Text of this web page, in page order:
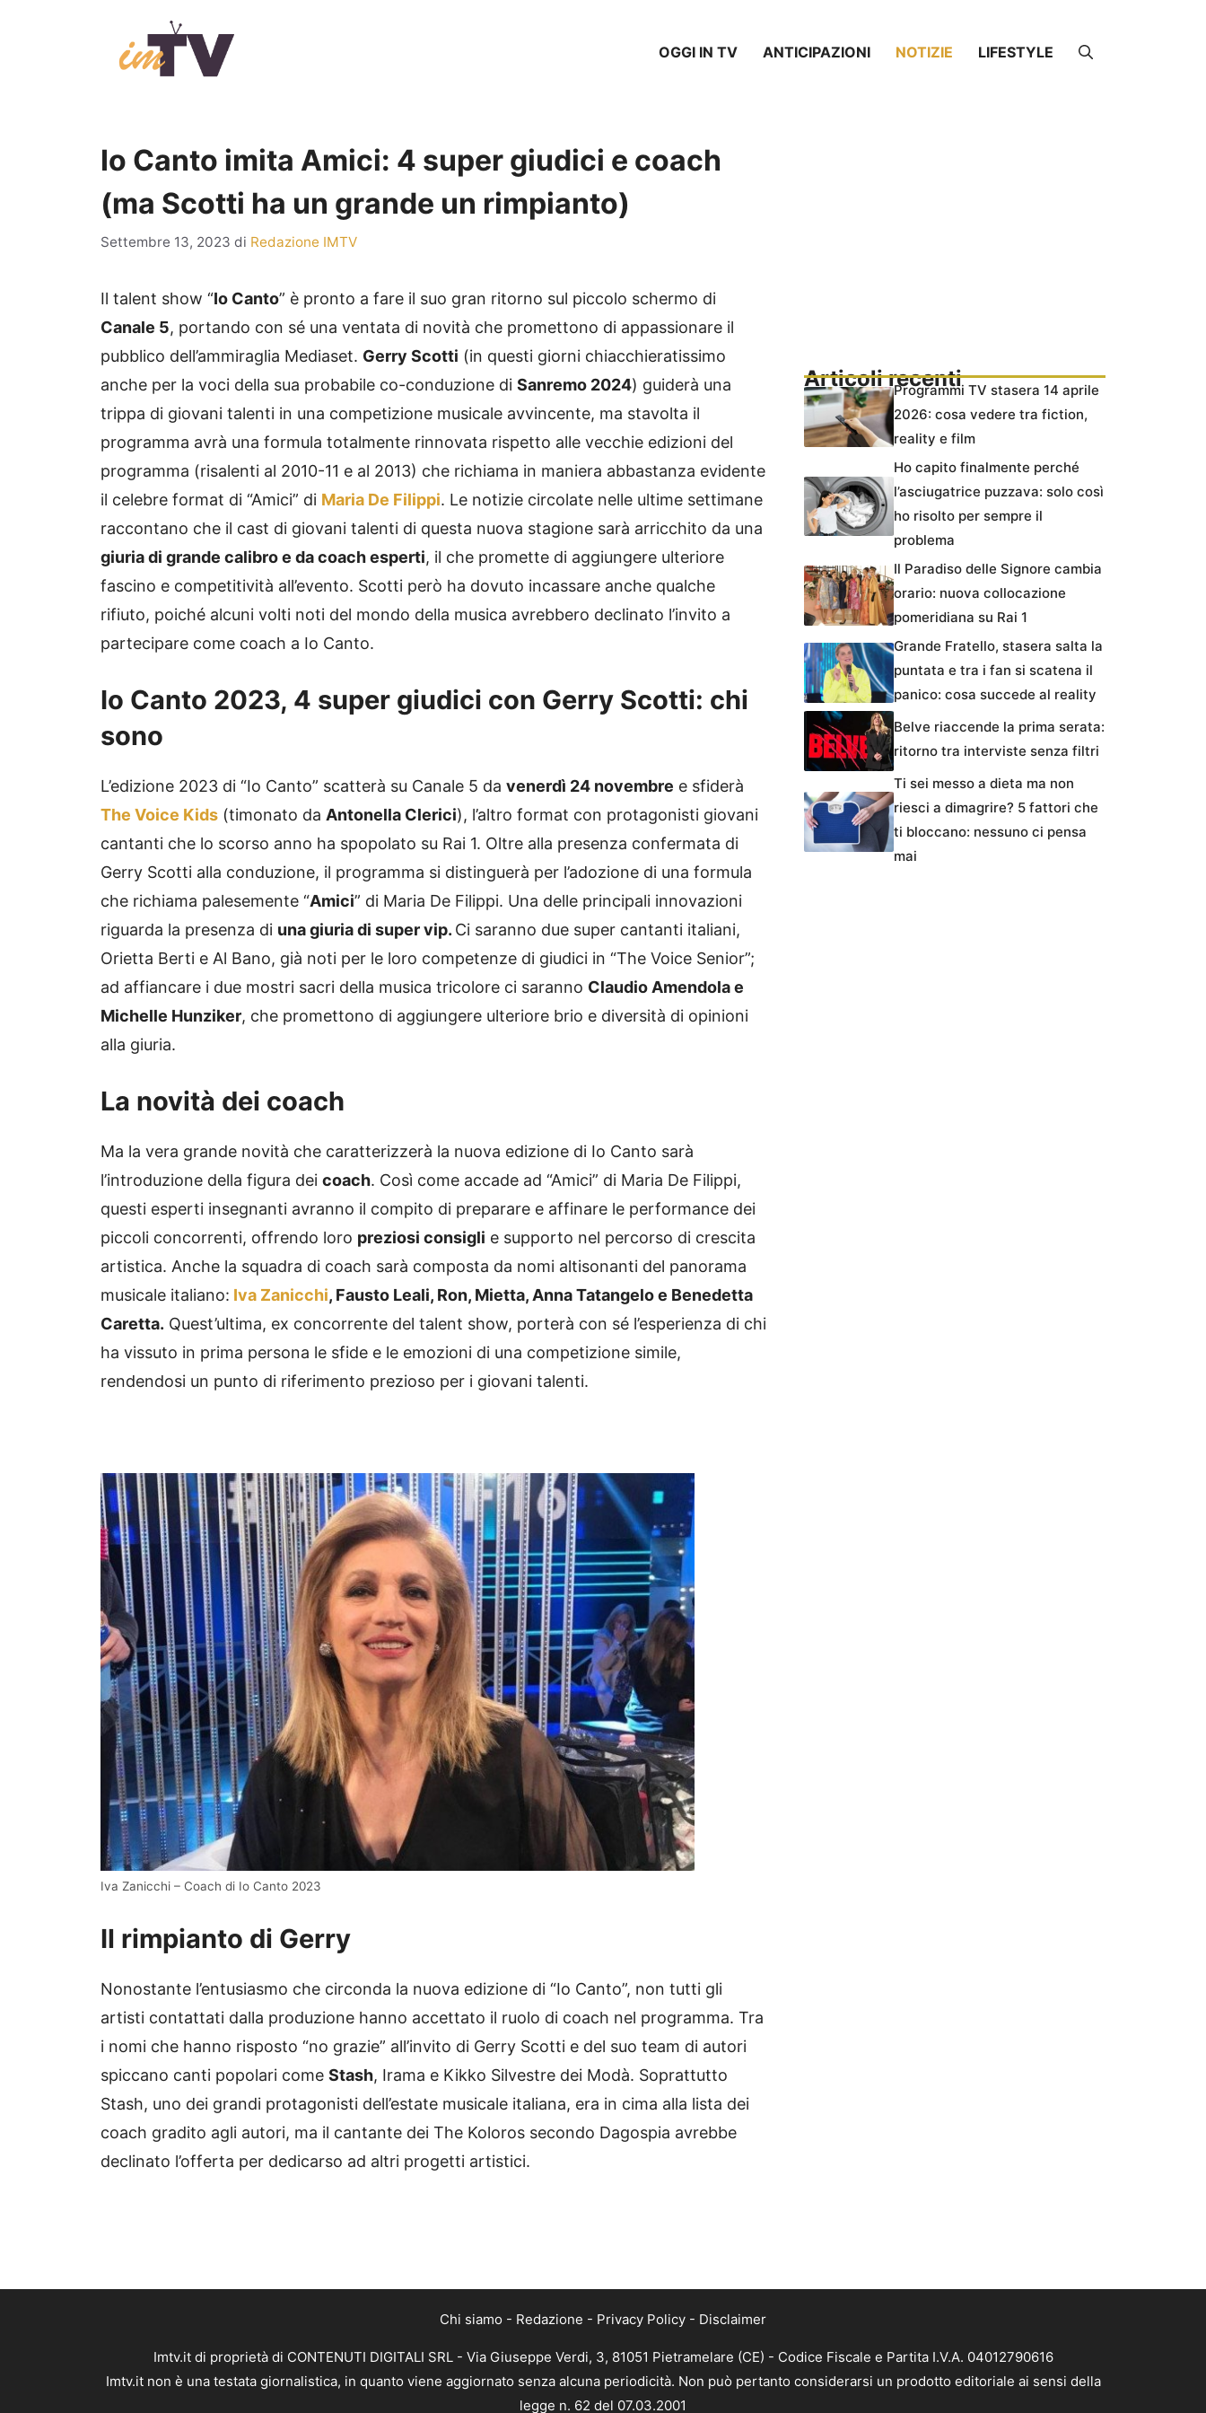
OGGI IN TV ANTICIPAZIONI NOTIZIE LIFESTYLE
Io Canto imita Amici: 4 super giudici e coach
(ma Scotti ha un grande un rimpianto)
Settembre 13, 2023 di Redazione IMTV
Il talent show “Io Canto” è pronto a fare il suo gran ritorno sul piccolo schermo di
Canale 5, portando con sé una ventata di novità che promettono di appassionare il
pubblico dell’ammiraglia Mediaset. Gerry Scotti (in questi giorni chiacchieratissimo
anche per la voci della sua probabile co-conduzione di Sanremo 2024) guiderà una
trippa di giovani talenti in una competizione musicale avvincente, ma stavolta il
programma avrà una formula totalmente rinnovata rispetto alle vecchie edizioni del
programma (risalenti al 2010-11 e al 2013) che richiama in maniera abbastanza evidente
il celebre format di “Amici” di Maria De Filippi. Le notizie circolate nelle ultime settimane
raccontano che il cast di giovani talenti di questa nuova stagione sarà arricchito da una
giuria di grande calibro e da coach esperti, il che promette di aggiungere ulteriore
fascino e competitività all’evento. Scotti però ha dovuto incassare anche qualche
rifiuto, poiché alcuni volti noti del mondo della musica avrebbero declinato l’invito a
partecipare come coach a Io Canto.
Io Canto 2023, 4 super giudici con Gerry Scotti: chi
sono
L’edizione 2023 di “Io Canto” scatterà su Canale 5 da venerdì 24 novembre e sfiderà
The Voice Kids (timonato da Antonella Clerici), l’altro format con protagonisti giovani
cantanti che lo scorso anno ha spopolato su Rai 1. Oltre alla presenza confermata di
Gerry Scotti alla conduzione, il programma si distinguerà per l’adozione di una formula
che richiama palesemente “Amici” di Maria De Filippi. Una delle principali innovazioni
riguarda la presenza di una giuria di super vip. Ci saranno due super cantanti italiani,
Orietta Berti e Al Bano, già noti per le loro competenze di giudici in “The Voice Senior”;
ad affiancare i due mostri sacri della musica tricolore ci saranno Claudio Amendola e
Michelle Hunziker, che promettono di aggiungere ulteriore brio e diversità di opinioni
alla giuria.
La novità dei coach
Ma la vera grande novità che caratterizzerà la nuova edizione di Io Canto sarà
l’introduzione della figura dei coach. Così come accade ad “Amici” di Maria De Filippi,
questi esperti insegnanti avranno il compito di preparare e affinare le performance dei
piccoli concorrenti, offrendo loro preziosi consigli e supporto nel percorso di crescita
artistica. Anche la squadra di coach sarà composta da nomi altisonanti del panorama
musicale italiano: Iva Zanicchi, Fausto Leali, Ron, Mietta, Anna Tatangelo e Benedetta
Caretta. Quest’ultima, ex concorrente del talent show, porterà con sé l’esperienza di chi
ha vissuto in prima persona le sfide e le emozioni di una competizione simile,
rendendosi un punto di riferimento prezioso per i giovani talenti.
Iva Zanicchi – Coach di Io Canto 2023
Il rimpianto di Gerry
Nonostante l’entusiasmo che circonda la nuova edizione di “Io Canto”, non tutti gli
artisti contattati dalla produzione hanno accettato il ruolo di coach nel programma. Tra
i nomi che hanno risposto “no grazie” all’invito di Gerry Scotti e del suo team di autori
spiccano canti popolari come Stash, Irama e Kikko Silvestre dei Modà. Soprattutto
Stash, uno dei grandi protagonisti dell’estate musicale italiana, era in cima alla lista dei
coach gradito agli autori, ma il cantante dei The Koloros secondo Dagospia avrebbe
declinato l’offerta per dedicarso ad altri progetti artistici.
Articoli recentiProgrammi TV stasera 14 aprile
2026: cosa vedere tra fiction,
reality e film
Ho capito finalmente perché
l’asciugatrice puzzava: solo così
ho risolto per sempre il
problema
Il Paradiso delle Signore cambia
orario: nuova collocazione
pomeridiana su Rai 1
Grande Fratello, stasera salta la
puntata e tra i fan si scatena il
panico: cosa succede al reality
Belve riaccende la prima serata:
ritorno tra interviste senza filtri
Ti sei messo a dieta ma non
riesci a dimagrire? 5 fattori che
ti bloccano: nessuno ci pensa
mai
Chi siamo - Redazione - Privacy Policy - Disclaimer
Imtv.it di proprietà di CONTENUTI DIGITALI SRL - Via Giuseppe Verdi, 3, 81051 Pietramelare (CE) - Codice Fiscale e Partita I.V.A. 04012790616
Imtv.it non è una testata giornalistica, in quanto viene aggiornato senza alcuna periodicità. Non può pertanto considerarsi un prodotto editoriale ai sensi della
legge n. 62 del 07.03.2001